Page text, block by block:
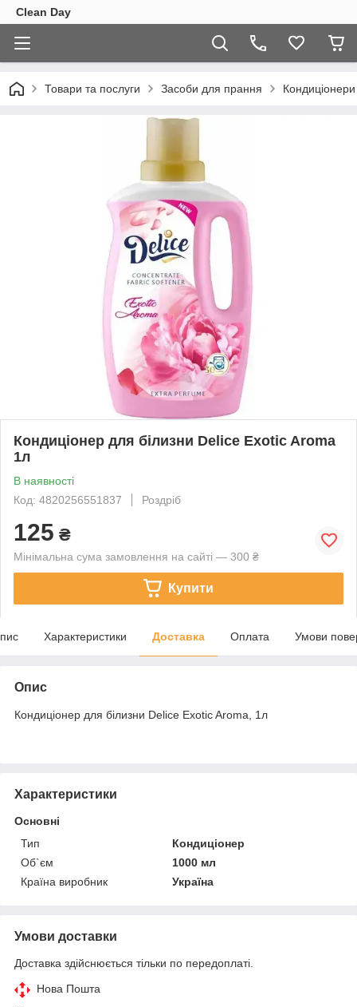
Clean Day
Товари та послуги Засоби для прання
Кондиціонер для білизни Delice Exotic Aroma
1л
В наявності
Код: 4820256551837
Роздріб
125 ₴
Мінімальна сума замовлення на сайті — 300 ₴
Купити
Характеристики Доставка Оплата Умови
Опис
Кондиціонер для білизни Delice Exotic Aroma, 1л
Характеристики
Основні
Тип
Кондиціонер
Об`єм
1000 мл
Країна виробник
Україна
Умови доставки
Доставка здійснюється тільки по передоплаті.
Нова Пошта